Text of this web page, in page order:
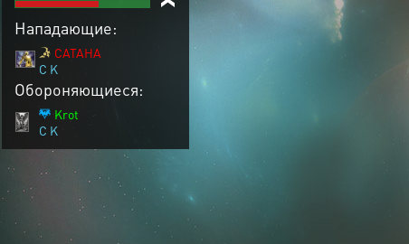
Нападающие:
CATAHA
C K
Обороняющиеся:
Krot
C K